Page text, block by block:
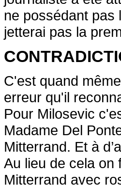
ne possédant pas
jetterai pas la
C'est quand
erreur qu'il
Pour Milosevic
Madame Del
Mitterrand. Et à
Au lieu de cela on
Mitterrand avec